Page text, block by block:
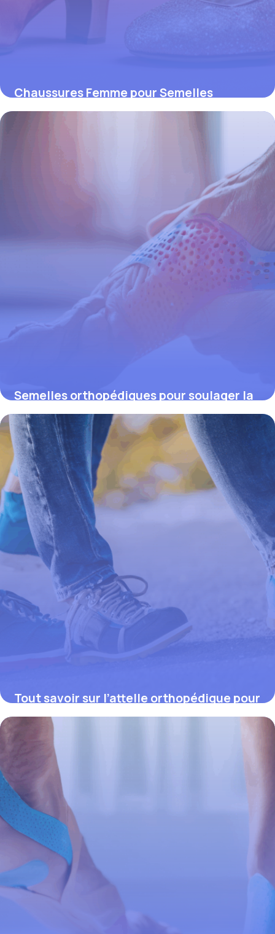
Chaussures Femme pour Semelles
Orthopédiques : Allier Santé du Pied et
Semelles orthopédiques pour soulager la
douleur à la hanche : solutions efficaces
et bienfaits inattendus
4 juillet 2025
Tout savoir sur l’attelle orthopédique pour
le pied : bien choisir et optimiser sa
récupération
4 juillet 2025